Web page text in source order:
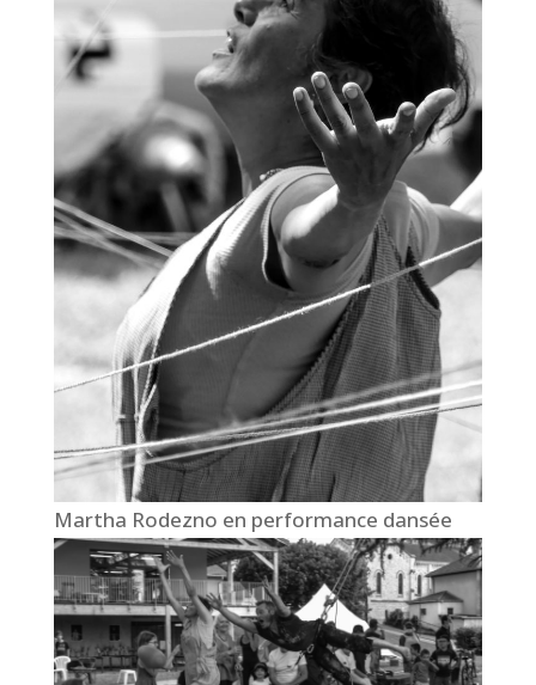
Martha Rodezno en performance dansée